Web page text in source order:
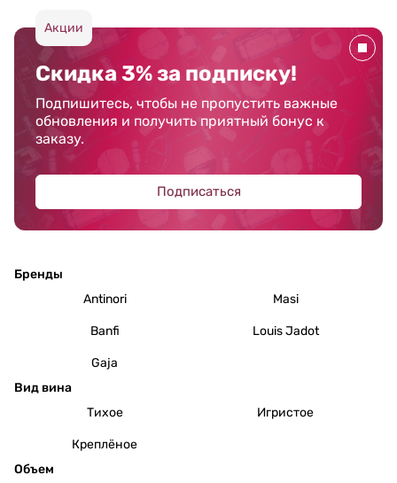
Акции
Скидка 3% за подписку!
Подпишитесь, чтобы не пропустить важные
обновления и получить приятный бонус к
заказу.
Подписаться
Бренды
Antinori
Masi
Banfi Louis Jadot
Gaja
Вид вина
Тихое
Игристое
Креплёное
Объем